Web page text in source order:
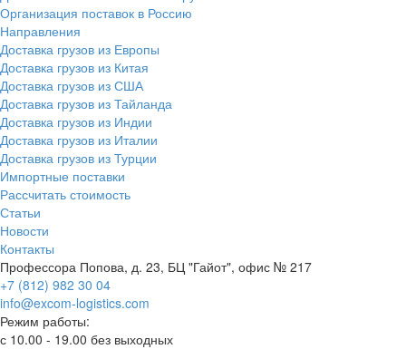
Организация поставок в Россию
Направления
Доставка грузов из Европы
Доставка грузов из Китая
Доставка грузов из США
Доставка грузов из Тайланда
Доставка грузов из Индии
Доставка грузов из Италии
Доставка грузов из Турции
Импортные поставки
Рассчитать стоимость
Статьи
Новости
Контакты
Профессора Попова, д. 23, БЦ "Гайот", офис № 217
+7 (812) 982 30 04
info@excom-logistics.com
Режим работы:
с 10.00 - 19.00 без выходных